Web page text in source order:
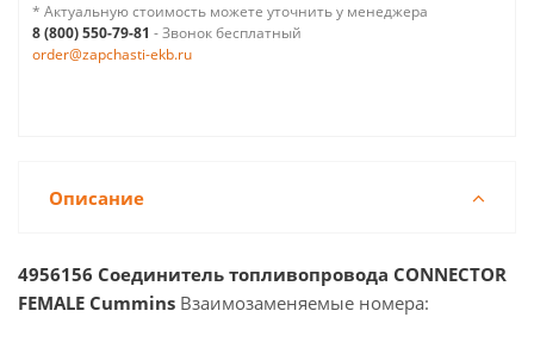
* Актуальную стоимость можете уточнить у менеджера
8 (800) 550-79-81 - Звонок бесплатный
order@zapchasti-ekb.ru
Описание
4956156 Соединитель топливопровода CONNECTOR
FEMALE Cummins Взаимозаменяемые номера: